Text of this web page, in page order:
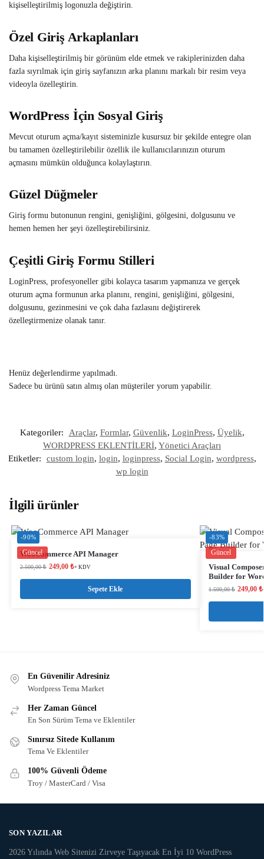
kişiselleştirilmiş logonuzla değiştirin.
Özel Giriş Arkaplanları
Daha kişiselleştirilmiş bir görünüm elde etmek ve rakiplerinizden daha
fazla sıyrılmak için giriş sayfanızın arka planını markalı bir resim veya
videoyla özelleştirin.
WordPress İçin Sosyal Giriş
Mevcut oturum açma/kayıt sisteminizle kusursuz bir şekilde entegre olan
bu tamamen özelleştirilebilir özellik ile kullanıcılarınızın oturum
açmasını mümkün olduğunca kolaylaştırın.
Güzel Düğmeler
Giriş formu butonunun rengini, genişliğini, gölgesini, dolgusunu ve
hemen hemen her şeyi özelleştirebilirsiniz.
Çeşitli Giriş Formu Stilleri
LoginPress, profesyoneller gibi kolayca tasarım yapmanıza ve gerçek
oturum açma formunun arka planını, rengini, genişliğini, gölgesini,
dolgusunu, gezinmesini ve çok daha fazlasını değiştirerek
özelleştirmenize olanak tanır.
Henüz değerlendirme yapılmadı.
Sadece bu ürünü satın almış olan müşteriler yorum yapabilir.
Kategoriler: Araçlar, Formlar, Güvenlik, LoginPress, Üyelik,
WORDPRESS EKLENTİLERİ, Yönetici Araçları
Etiketler:
custom login, login, loginpress, Social Login, wordpress,
wp login
İlgili ürünler
-90%
Güncel
WooCommerce API Manager
2.500,00₺ 249,00 ₺+ KDV
Sepete Ekle
-83%
Güncel
Visual
Builder for
1.500,00₺ 249,00 ₺
En Güvenilir Adresiniz
Wordpress Tema Market
Her Zaman Güncel
En Son Sürüm Tema ve Eklentiler
Sınırsız Sitede Kullanım
Tema Ve Eklentiler
100% Güvenli Ödeme
Troy / MasterCard / Visa
SON YAZILAR
2026 Yılında Web Sitenizi Zirveye Taşıyacak En İyi 10 WordPress